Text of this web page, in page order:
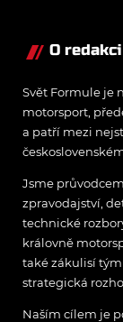
O
Svět Formule je
motorsport,
a patří mezi
Jsme
zpravodajství,
technické
královně
také zákulisí
strategická
Naším cílem je